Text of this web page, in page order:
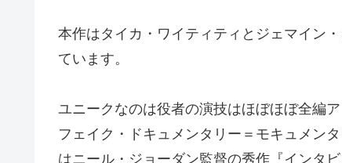
本作はタイカ・ワイティティとジェマイン
ています。
ユニークなのは役者の演技はほぼほぼ全編
フェイク・ドキュメンタリー＝モキュメン
はニール・ジョーダン監督の秀作『インタ